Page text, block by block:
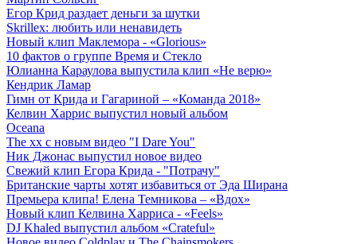
Егор Крид раздает деньги за шутки
Skrillex: любить или ненавидеть
Новый клип Маклемора - «Glorious»
10 фактов о группе Время и Стекло
Юлианна Караулова выпустила клип «Не верю»
Кендрик Ламар
Гимн от Крида и Гагариной – «Команда 2018»
Келвин Харрис выпустил новый альбом
Oceana
The xx с новым видео "I Dare You"
Ник Джонас выпустил новое видео
Свежий клип Егора Крида - "Потрачу"
Британские чарты хотят избавиться от Эда Ширана
Премьера клипа! Елена Темникова – «Вдох»
Новый клип Келвина Харриса - «Feels»
DJ Khaled выпустил альбом «Crateful»